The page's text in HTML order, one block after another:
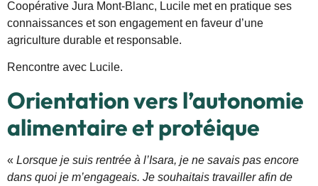
Coopérative Jura Mont-Blanc, Lucile met en pratique ses
connaissances et son engagement en faveur d’une
agriculture durable et responsable.
Rencontre avec Lucile.
Orientation vers l’autonomie
alimentaire et protéique
« Lorsque je suis rentrée à l’Isara, je ne savais pas encore
dans quoi je m’engageais. Je souhaitais travailler afin de